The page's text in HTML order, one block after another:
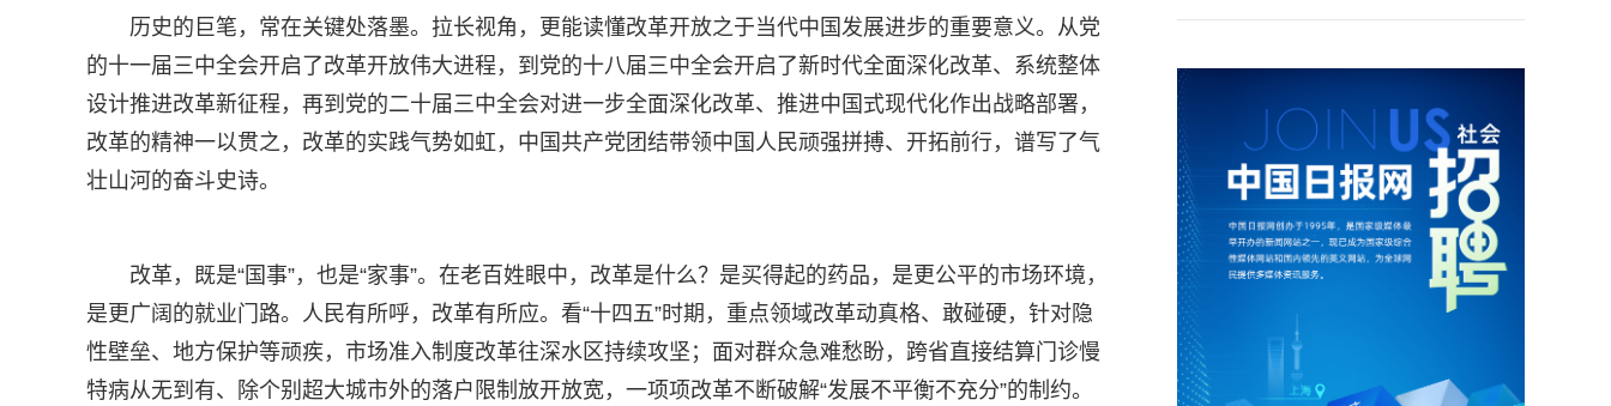
历史的巨笔，常在关键处落墨。拉长视角，更能读懂改革开放之于当代中国发展进步的重要意义。从党
的十一届三中全会开启了改革开放伟大进程，到党的十八届三中全会开启了新时代全面深化改革、系统整体
设计推进改革新征程，再到党的二十届三中全会对进一步全面深化改革、推进中国式现代化作出战略部署，
改革的精神一以贯之，改革的实践气势如虹，中国共产党团结带领中国人民顽强拼搏、开拓前行，谱写了气
壮山河的奋斗史诗。
改革，既是“国事”，也是“家事”。在老百姓眼中，改革是什么？是买得起的药品，是更公平的市场环境，
是更广阔的就业门路。人民有所呼，改革有所应。看“十四五”时期，重点领域改革动真格、敢碰硬，针对隐
性壁垒、地方保护等顽疾，市场准入制度改革往深水区持续攻坚；面对群众急难愁盼，跨省直接结算门诊慢
特病从无到有、除个别超大城市外的落户限制放开放宽，一项项改革不断破解“发展不平衡不充分”的制约。